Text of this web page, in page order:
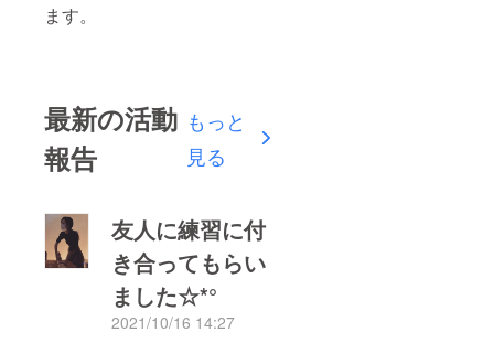
ます。
最新の活動
報告
もっと
見る
友人に練習に付
き合ってもらい
ました☆*°
2021/10/16 14:27